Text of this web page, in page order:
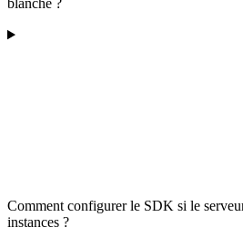
blanche ?
Comment configurer le SDK si le
instances ?